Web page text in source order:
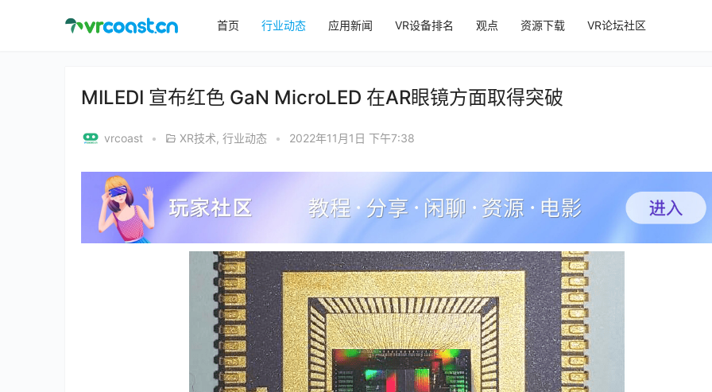
首页 行业动态 应用新闻 VR设备排名 观点 资源下载 VR论坛社区
MILEDI 宣布红色 GaN MicroLED 在AR眼镜方面取得突破
vrcoast • XR技术, 行业动态 • 2022年11月1日 下午7:38